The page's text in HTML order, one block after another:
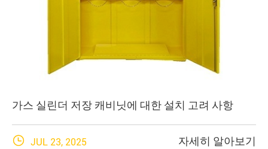
가스 실린더 저장 캐비닛에 대한 설치 고려 사항
 JUL 23, 2025 자세히 알아보기